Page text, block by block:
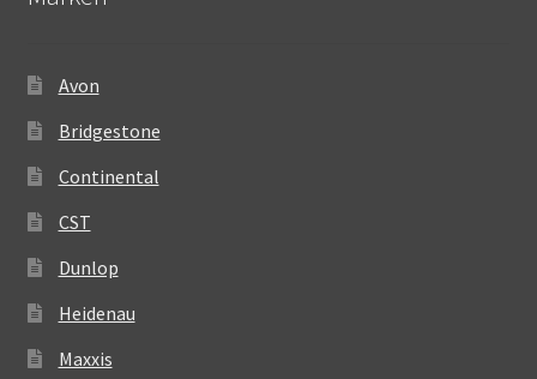
Avon
Bridgestone
Continental
CST
Dunlop
Heidenau
Maxxis